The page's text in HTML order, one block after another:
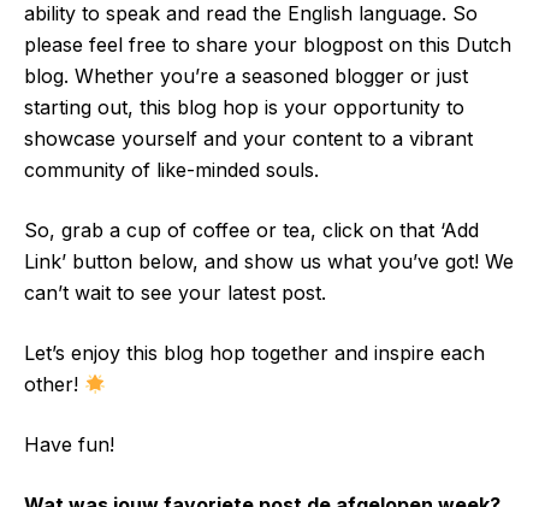
ability to speak and read the English language. So
please feel free to share your blogpost on this Dutch
blog. Whether you’re a seasoned blogger or just
starting out, this blog hop is your opportunity to
showcase yourself and your content to a vibrant
community of like-minded souls.
So, grab a cup of coffee or tea, click on that ‘Add
Link’ button below, and show us what you’ve got! We
can’t wait to see your latest post.
Let’s enjoy this blog hop together and inspire each
other!
Have fun!